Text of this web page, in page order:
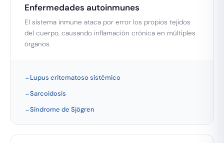
Enfermedades autoinmunes
El sistema inmune ataca por error los propios tejidos
del cuerpo, causando inflamación crónica en múltiples
órganos.
Lupus eritematoso sistémico
Sarcoidosis
Síndrome de Sjögren